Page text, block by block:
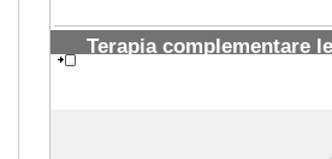
Terapia complementare